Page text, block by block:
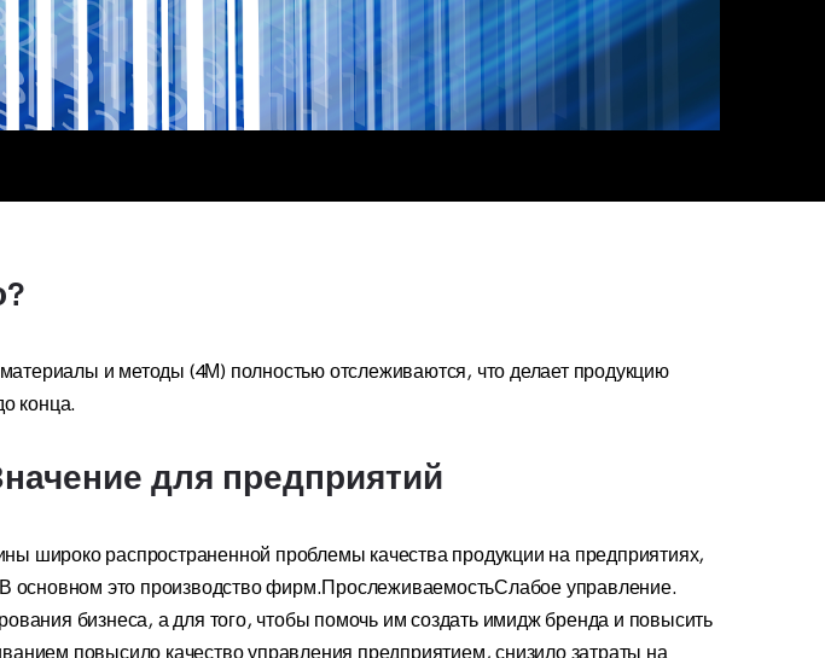
и методы (4М) полностью отслеживаются, что делает продукцию
конца.
для предприятий
широко распространенной проблемы качества продукции на предприятиях,
основном это производство фирм.ПрослеживаемостьСлабое управление.
бизнеса, а для того, чтобы помочь им создать имидж бренда и повысить